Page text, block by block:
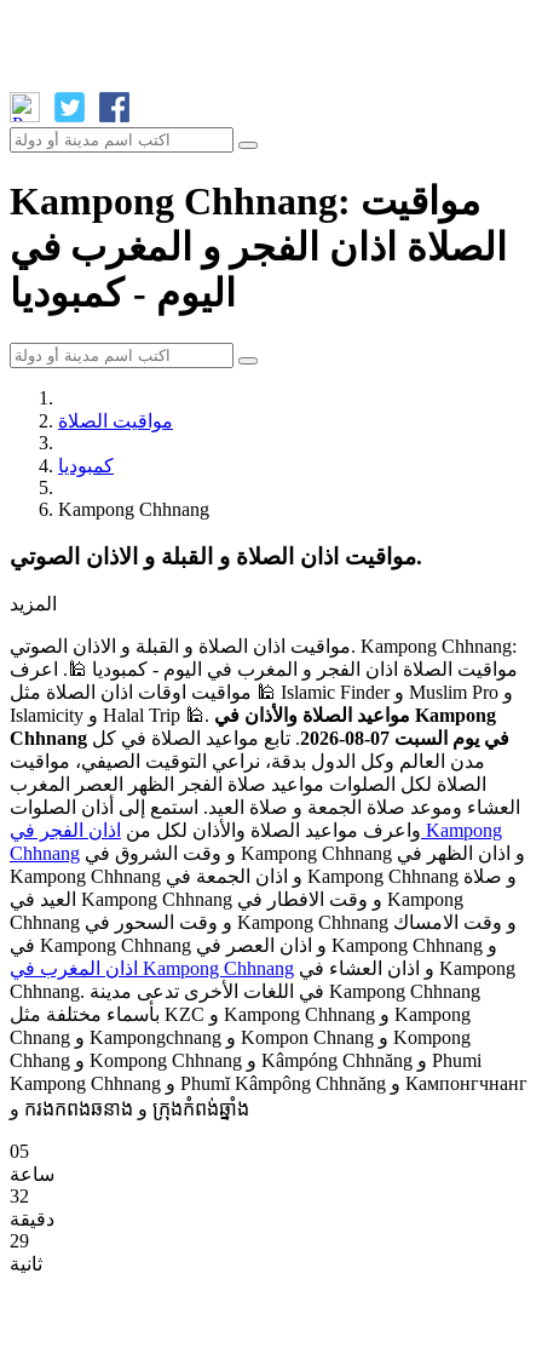
Kampong Chhnang: مواقيت
الصلاة اذان الفجر و المغرب في
اليوم - كمبوديا
مواقيت الصلاة
كمبوديا
Kampong Chhnang
مواقيت اذان الصلاة و القبلة و الاذان الصوتي.
المزيد
مواقيت اذان الصلاة و القبلة و الاذان الصوتي. Kampong Chhnang:
مواقيت الصلاة اذان الفجر و المغرب في اليوم - كمبوديا 🕌. اعرف
مواقيت اوقات اذان الصلاة مثل 🕌 Islamic Finder و Muslim Pro و
Islamicity و Halal Trip 🕌. مواعيد الصلاة والأذان في Kampong
Chhnang في يوم السبت 07-08-2026
. تابع مواعيد الصلاة في كل
مدن العالم وكل الدول بدقة، نراعي التوقيت الصيفي، مواقيت
الصلاة لكل الصلوات مواعيد صلاة الفجر الظهر العصر المغرب
العشاء وموعد صلاة الجمعة و صلاة العيد. استمع إلى أذان الصلوات
واعرف مواعيد الصلاة والأذان لكل من اذان الفجر في Kampong
Chhnang
Kampong Chhnang و اذان الجمعة في Kampong Chhnang و صلاة
العيد في Kampong Chhnang و وقت الافطار في Kampong
Chhnang و وقت السحور في Kampong Chhnang و وقت الامساك
في Kampong Chhnang و اذان العصر في Kampong Chhnang و
اذان المغرب في Kampong Chhnang
Chhnang. في اللغات الأخرى تدعى مدينة Kampong Chhnang
بأسماء مختلفة مثل KZC و Kampong Chhnang و Kampong
Chnang و Kampongchnang و Kompon Chnang و Kompong
Chhang و Kompong Chhnang و Kâmpóng Chhnăng و Phumi
Kampong Chhnang و Phumĭ Kâmpông Chhnăng و Кампонгчнанг
و ករងកពងឆនាង و ក្រុងកំពង់ឆ្នាំង
05
ساعة
32
دقيقة
28
ثانية